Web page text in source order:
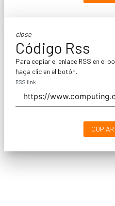
close
Código Rss
Para copiar el enlace RSS en el
haga clic en el botón.
RSS link